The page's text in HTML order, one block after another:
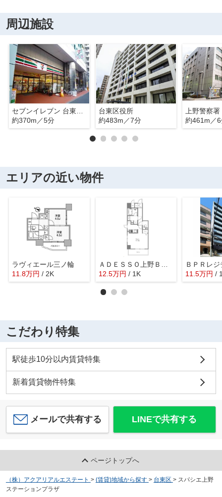
周辺施設
約370m／5分
台東区役所
約483m／7分
上野警察署
約461m／
エリアの近い物件
ラヴィエール三ノ輪
11.8万円 / 2K
ＡＤＥＳＳＯ上野Ｂｅｌｌｅｚｚａ
12.5万円 / 1K
ＢＰＲレ
11.5万円 /
こだわり特集
駅徒歩10分以内賃貸特集
新着賃貸物件特集
メールで共有する LINEで共有する
ページトップへ
（株）アクアリアルエステート > (賃貸)地域から探す > 台東区 > スパシエ上野
ステーションプラザ